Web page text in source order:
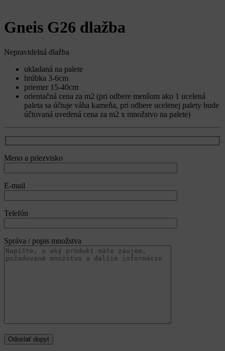
Gneis G26 dlažba
Nepravidelná dlažba
ukladaná na palete
hrúbka 3-6cm
priemer 15-40cm
orientačná cena za m2 (pri odbere menšom ako 1 ucelená
paleta sa účtuje váha kameňa, pri odbere ucelenej palety bude
účtovaná uvedená cena za m2 x množstvo na palete)
Meno a priezvisko
E-mail
Telefón
Správa / popis množstva